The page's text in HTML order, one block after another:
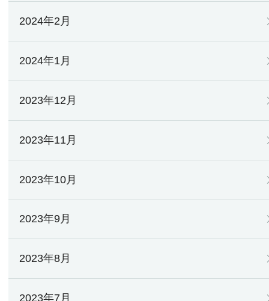
2024年2月
2024年1月
2023年12月
2023年11月
2023年10月
2023年9月
2023年8月
2023年7月